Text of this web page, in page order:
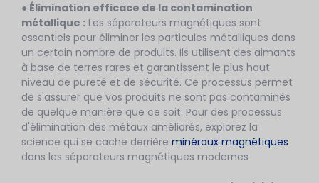
● Élimination efficace de la contamination
métallique : Les séparateurs magnétiques sont
essentiels pour éliminer les particules métalliques dans
un certain nombre de produits. Ils utilisent des aimants
à base de terres rares et garantissent le plus haut
niveau de pureté et de sécurité. Ce processus permet
de s'assurer que vos produits ne sont pas contaminés
de quelque manière que ce soit. Pour des processus
d'élimination des métaux améliorés, explorez la
science qui se cache derrière minéraux magnétiques
dans les séparateurs magnétiques modernes